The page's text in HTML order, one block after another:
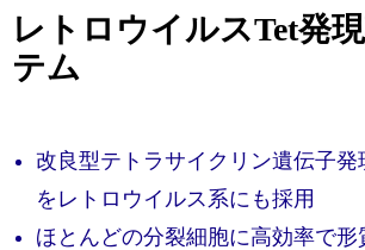
PCR・等温増幅
リアルタイムPCR（qPCR）
テクニカルサポートライン
抗体検索サイト
リアルタイムPCR
リアルタイムPCR（プローブ法）
プライマー・プローブ検索・注文
機器ソフトウェア・ベクター配列ダウンロ
レトロウイルスTet発
テム
改良型テトラサイクリン遺伝子発
をレトロウイルス系にも採用
ほとんどの分裂細胞に高効率で形